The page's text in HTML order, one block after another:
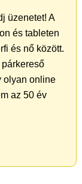
üzenetet! A
és tableten
és nő között.
olyan online
az 50 év